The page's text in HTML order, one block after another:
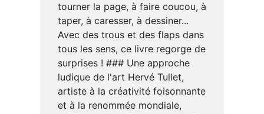
tourner la page, à faire coucou, à
taper, à caresser, à dessiner...
Avec des trous et des flaps dans
tous les sens, ce livre regorge de
surprises ! ### Une approche
ludique de l'art Hervé Tullet,
artiste à la créativité foisonnante
et à la renommée mondiale,